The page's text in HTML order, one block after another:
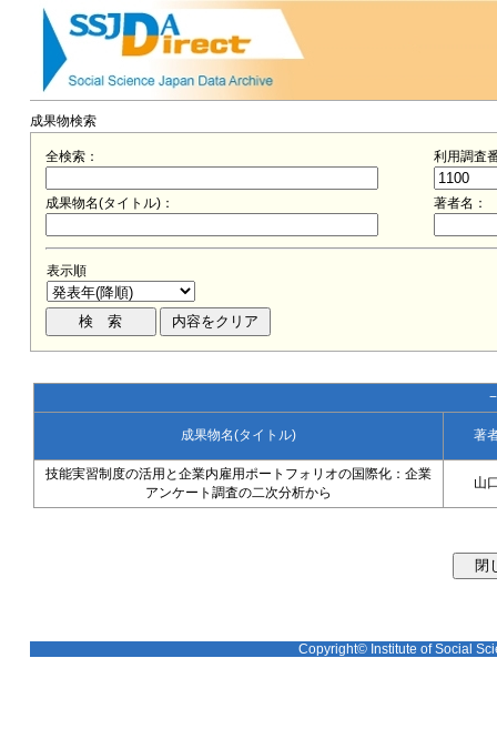
成果物検索
全検索： 利用調査
成果物名(タイトル)： 著者名：
表示順
成果物名(タイトル) 著
技能実習制度の活用と企業内雇用ポートフォリオの国際化：企業
アンケート調査の二次分析から
山
Copyright© Institute of Social